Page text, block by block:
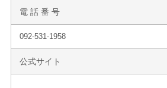
電 話 番 号
092-531-1958
公式サイト